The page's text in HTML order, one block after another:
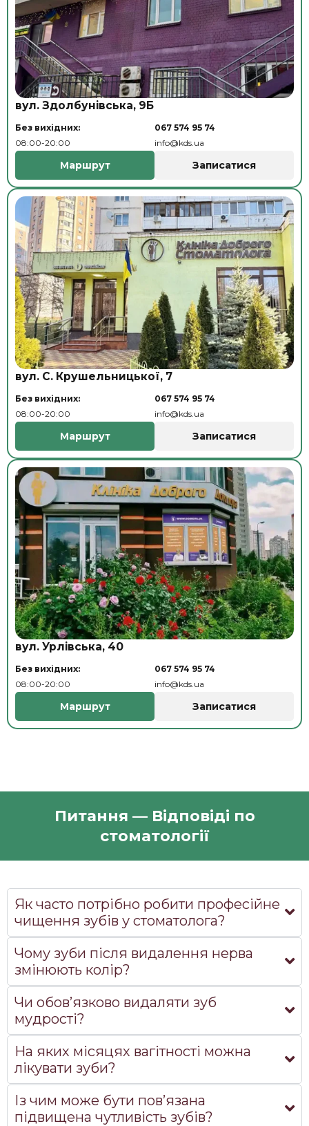
вул. Здолбунівська, 9Б
Без вихідних:
08:00-20:00
067 574 95 74
info@kds.ua
Маршрут Записатися
вул. С. Крушельницької, 7
Без вихідних:
08:00-20:00
067 574 95 74
info@kds.ua
Маршрут Записатися
вул. Урлівська, 40
Без вихідних:
08:00-20:00
067 574 95 74
info@kds.ua
Маршрут Записатися
Питання — Відповіді по
стоматології
Як часто потрібно робити професійне
чищення зубів у стоматолога?
Чому зуби після видалення нерва
змінюють колір?
Чи обов’язково видаляти зуб
мудрості?
На яких місяцях вагітності можна
лікувати зуби?
Із чим може бути пов’язана
підвищена чутливість зубів?